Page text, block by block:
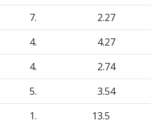
7. 2.27
4. 4.27
4. 2.74
5. 3.54
1. 13.5